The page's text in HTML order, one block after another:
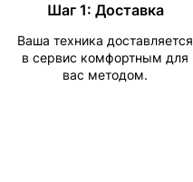
Шаг 1: Доставка
Ваша техника доставляется
в сервис комфортным для
вас методом.